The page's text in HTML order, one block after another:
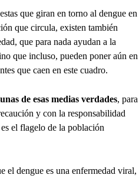
que giran en torno al dengue en
que circula, existen también
que para nada ayudan a la
que incluso, pueden poner aún en
que caen en este cuadro.
de esas medias verdades, para
y con la responsabilidad
el flagelo de la población
el dengue es una enfermedad viral,